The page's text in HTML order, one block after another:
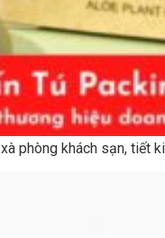
phòng khách sạn, tiết